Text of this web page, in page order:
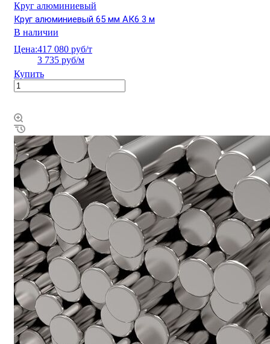
Круг алюминиевый
Круг алюминиевый 65 мм АК6 3 м
В наличии
Цена:417 080 руб/т
3 735 руб/м
Купить